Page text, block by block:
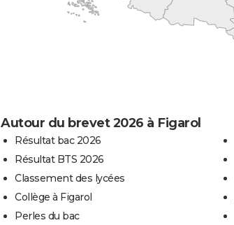
Autour du brevet 2026 à Figarol
Résultat bac 2026
Résultat BTS 2026
Classement des lycées
Collège à Figarol
Perles du bac